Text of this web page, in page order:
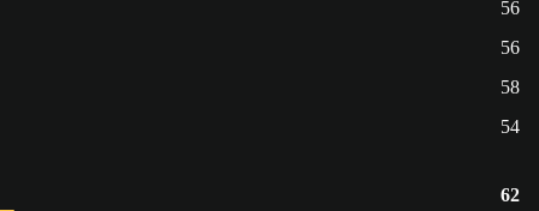
56
56
58
54
62